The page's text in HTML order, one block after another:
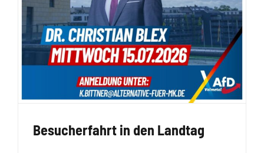
Besucherfahrt in den Landtag